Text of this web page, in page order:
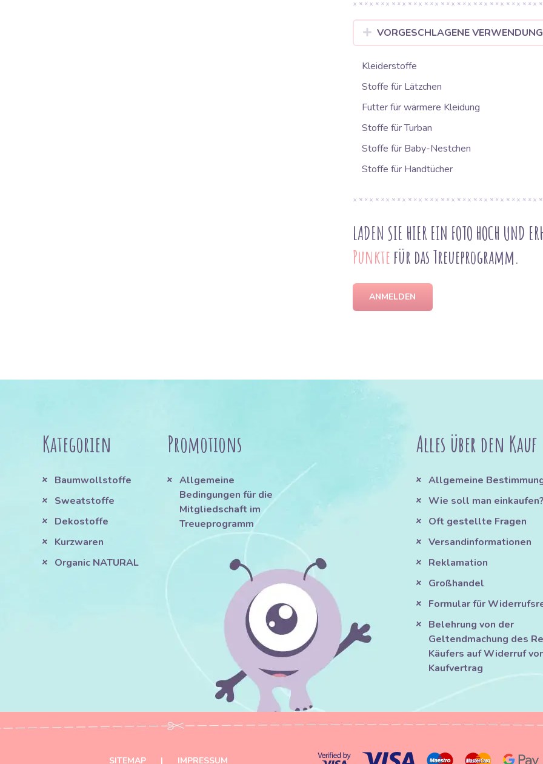
VORGESCHLAGENE VERWENDUNG
Kleiderstoffe
Stoffe für Lätzchen
Futter für wärmere Kleidung
Stoffe für Turban
Stoffe für Baby-Nestchen
Stoffe für Handtücher
LADEN SIE HIER EIN FOTO HOCH UND
Punktefür das Treueprogramm.
ANMELDEN
Kategorien
Baumwollstoffe
Sweatstoffe
Dekostoffe
Kurzwaren
Organic NATURAL
Promotions
Allgemeine
Bedingungen für die
Mitgliedschaft im
Treueprogramm
Alles über den Kauf
Allgemeine
Wie soll man
Oft gestellte Fragen
Versandinformationen
Reklamation
Großhandel
Formular für
Belehrung von der
Geltendmachung des
Käufers auf Widerruf
Kaufvertrag
SITEMAP | IMPRESSUM